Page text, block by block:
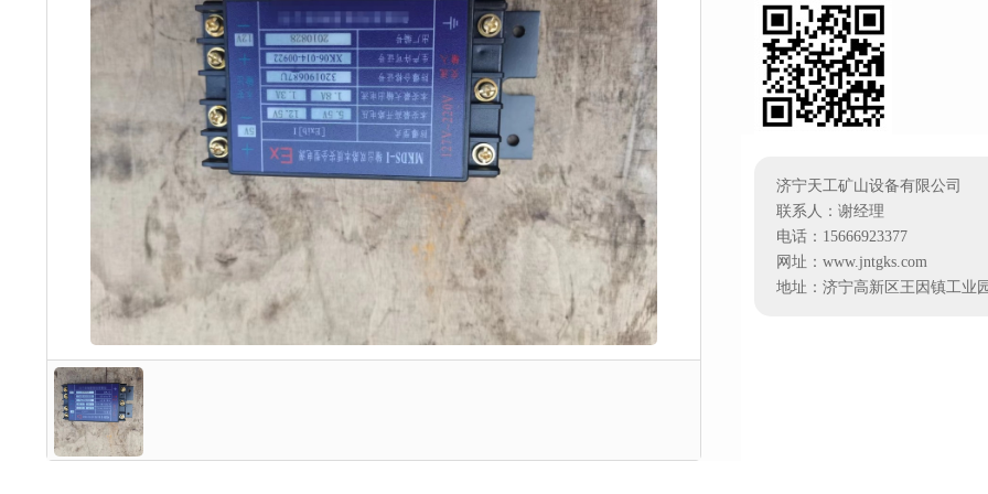
济宁天工矿山设备有限公司
联系人：谢经理
电话：15666923377
网址：www.jntgks.com
地址：济宁高新区王因镇工业